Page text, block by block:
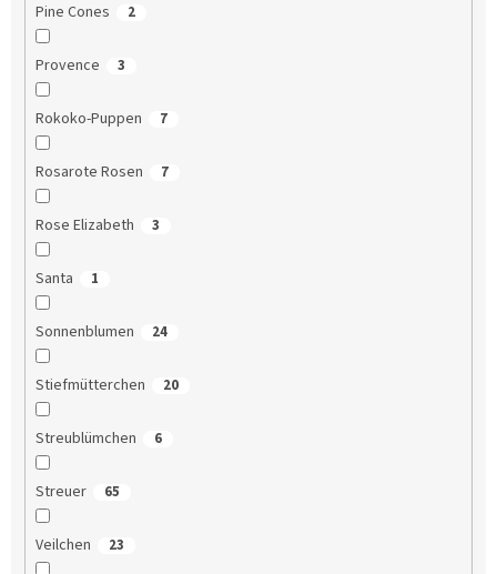
Pine Cones 2
Provence 3
Rokoko-Puppen 7
Rosarote Rosen 7
Rose Elizabeth 3
Santa 1
Sonnenblumen 24
Stiefmütterchen 20
Streublümchen 6
Streuer 65
Veilchen 23